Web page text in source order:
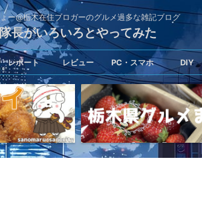
ー@栃木在住ブロガーのグルメ過多な雑記ブログ
隊長がいろいろとやってみた
レポート レビュー PC・スマホ DIY